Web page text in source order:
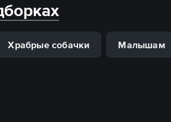
Храбрые собачки Малышам